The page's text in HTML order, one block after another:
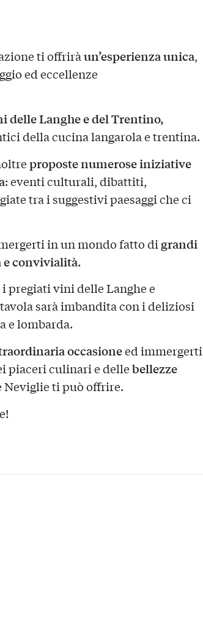
ti offriràun’esperienza unica,
ed eccellenze
delle Langhe e del Trentino,
della cucina langarola e trentina.
proposte numerose iniziative
: eventi culturali, dibattiti,
tra i suggestivi paesaggi che ci
in un mondo fatto di grandi
convivialità.
i pregiati vini delle Langhe e
sarà imbandita con i deliziosi
e lombarda.
occasioneed immergerti
piaceri culinari e dellebellezze
Neviglie ti può offrire.